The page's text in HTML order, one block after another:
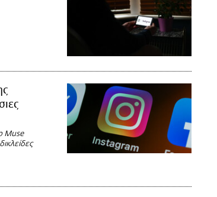
Muse